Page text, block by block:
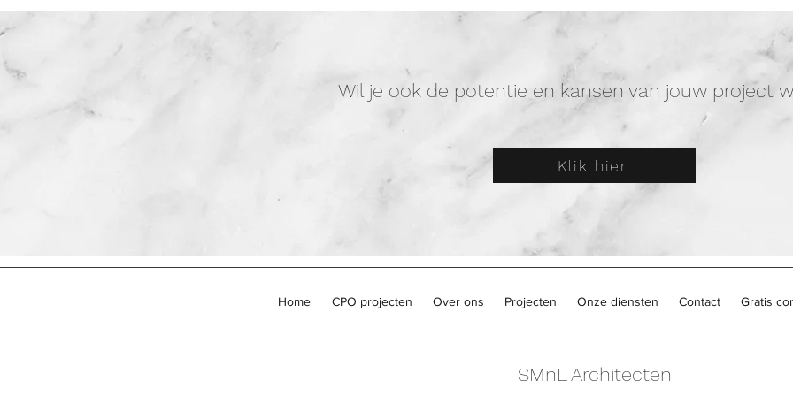
Wil je ook de potentie en kansen van jouw project
Klik hier
Home CPO projecten Over ons Projecten Onze diensten Contact Gratis
SMnL Architecten